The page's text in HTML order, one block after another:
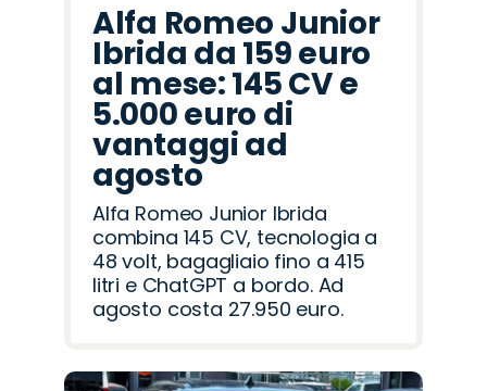
Alfa Romeo Junior
Ibrida da 159 euro
al mese: 145 CV e
5.000 euro di
vantaggi ad
agosto
Alfa Romeo Junior Ibrida
combina 145 CV, tecnologia a
48 volt, bagagliaio fino a 415
litri e ChatGPT a bordo. Ad
agosto costa 27.950 euro.